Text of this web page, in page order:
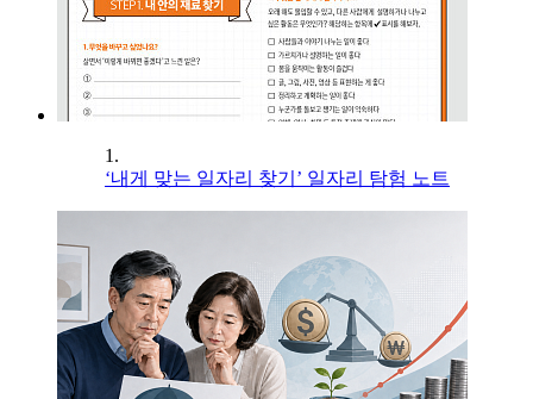
1.
‘내게 맞는 일자리 찾기’ 일자리 탐험 노트